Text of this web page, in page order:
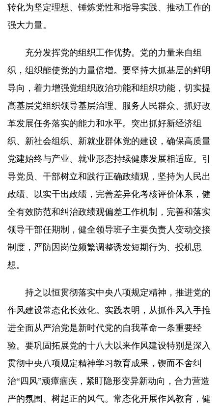
转化为坚定理想、锤炼党性和指导实践、推动工作的
强大力量。
充分发挥党的组织工作优势。党的力量来自组
织，组织能使党的力量倍增。要坚持大抓基层的鲜明
导向，着力增强党组织政治功能和组织功能，切实提
高基层党组织领导基层治理、服务人民群众、抓好改
革发展任务落实的能力和水平。突出抓好新经济组
织、新社会组织、新就业群体党的建设，确保高质量
党建始终与产业、就业形态持续健康发展相适应。引
导党员、干部树立和践行正确政绩观，坚持为人民出
政绩、以实干出政绩，完善差异化考核评价体系，健
全有效防范和纠治政绩观偏差工作机制，完善和落实
领导干部任期制，健全领导班子主要负责人变动交接
制度，严防因岗位频繁调整诱发短期行为、投机思
想。
持之以恒贯彻落实中央八项规定精神，推进党的
作风建设常态化长效化。实践表明，从抓作风入手推
进全面从严治党是新时代党的自我革命一条重要经
验。要巩固拓展党的十八大以来作风建设特别是深入
贯彻中央八项规定精神学习教育成果，锲而不舍纠
治“四风”顽瘴痼疾，紧盯隐形变异新动向，合力营造
严的氛围、树起正的风气。常态化开展作风教育，健